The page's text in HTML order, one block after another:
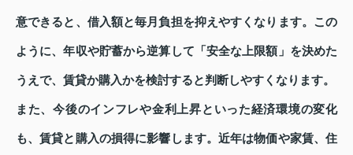
意できると、借入額と毎月負担を抑えやすくなります。この
ように、年収や貯蓄から逆算して「安全な上限額」を決めた
うえで、賃貸か購入かを検討すると判断しやすくなります。
また、今後のインフレや金利上昇といった経済環境の変化
も、賃貸と購入の損得に影響します。近年は物価や家賃、住